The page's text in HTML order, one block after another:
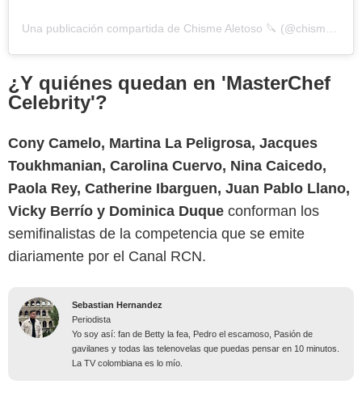
¿Y quiénes quedan en 'MasterChef
Celebrity'?
Cony Camelo, Martina La Peligrosa, Jacques
Toukhmanian, Carolina Cuervo, Nina Caicedo,
Paola Rey, Catherine Ibarguen, Juan Pablo Llano,
Vicky Berrío y Dominica Duque conforman los
semifinalistas de la competencia que se emite
diariamente por el Canal RCN.
Sebastian Hernandez
Periodista
Yo soy así: fan de Betty la fea, Pedro el escamoso, Pasión de
gavilanes y todas las telenovelas que puedas pensar en 10 minutos.
La TV colombiana es lo mío.